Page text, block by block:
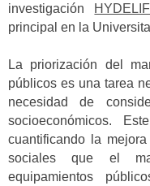
investigación
principal en la
La priorización del
públicos es una tarea
necesidad de
socioeconómicos.
cuantificando la
sociales que el
equipamientos